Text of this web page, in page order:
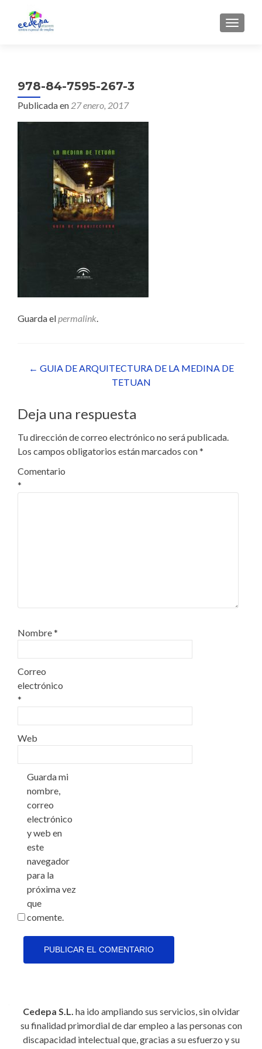
978-84-7595-267-3
Publicada en 27 enero, 2017
Guarda elpermalink.
Navegación
entradas
← GUIA DE ARQUITECTURA DE LA MEDINA DE
TETUAN
Deja una respuesta
Tu dirección de correo electrónico no será publicada.
Los campos obligatorios están marcados con*
Comentario
*
Nombre*
Correo
electrónico
*
Web
Guarda mi
nombre,
correo
electrónico
y web en
este
navegador
para la
próxima vez
que
comente.
Cedepa S.L. ha ido ampliando sus servicios, sin olvidar
su finalidad primordial de dar empleo a las personas con
discapacidad intelectual que, gracias a su esfuerzo y su